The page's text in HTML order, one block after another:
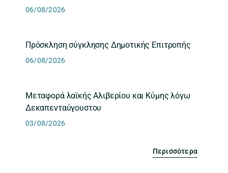
06/08/2026
Πρόσκληση σύγκλησης Δημοτικής Επιτροπής
06/08/2026
Μεταφορά λαϊκής Αλιβερίου και Κύμης λόγω
Δεκαπενταύγουστου
03/08/2026
Περισσότερα